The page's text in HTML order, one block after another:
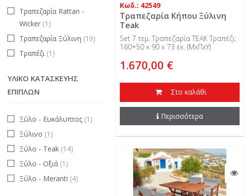
Κωδ.: 42549
Τραπεζαρία Κήπου Ξύλινη
Teak
Set 7 τεμ. Τραπεζαρία TEAK Τραπέζι:
160+50 x 90 x 73 εκ. (ΜxΠxΥ)
1.670,00 €
Στο καλάθι
Περισσότερα
Τραπεζαρία Rattan -
Wicker (1)
Τραπεζαρία Ξύλινη (19)
Τραπέζι (1)
ΥΛΙΚΌ ΚΑΤΑΣΚΕΥΉΣ
ΕΠΊΠΛΩΝ
Ξύλο - Ευκάλυπτος (1)
Ξύλινο (1)
Ξύλο - Teak (14)
Ξύλο - Οξιά (1)
Ξύλο - Meranti (4)